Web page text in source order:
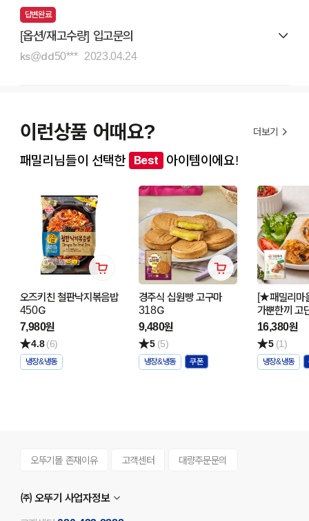
답변완료
[옵션/재고수량] 입고문의
ks@dd50*** 2023.04.24
이런상품 어때요? 더보기
패밀리님들이 선택한 Best 아이템이에요!
오즈키친 철판낙지볶음밥
450G
7,980원
4.8 (6)
냉장&냉동
경주식 십원빵 고구마
318G
9,480원
5 (5)
냉장&냉동
[★패밀리마
가뿐한끼 고
닭가슴살 브
콤비네이
16,380원
5 (1)
냉장&냉동
오뚜기몰 존재이유 고객센터 대량주문문의
㈜ 오뚜기 사업자정보